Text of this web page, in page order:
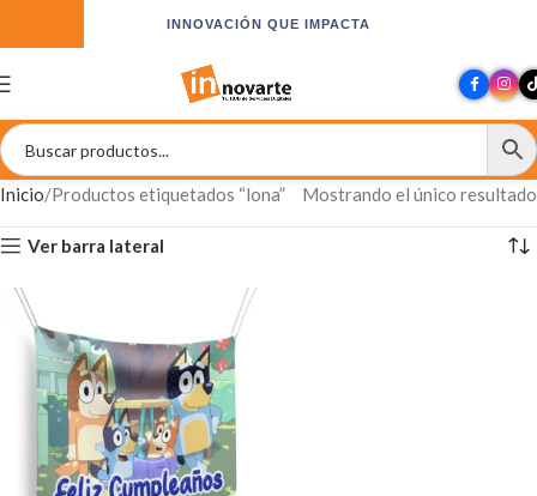
INNOVACIÓN QUE IMPACTA
Inicio Productos etiquetados “lona” Mostrando el único resultado
Ver barra lateral